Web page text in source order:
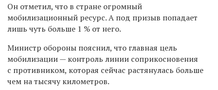
Он отметил, что в стране огромный
мобилизационный ресурс. А под призыв попадает
лишь чуть больше 1 % от него.
Министр обороны пояснил, что главная цель
мобилизации — контроль линии соприкосновения
с противником, которая сейчас растянулась больше
чем на тысячу километров.